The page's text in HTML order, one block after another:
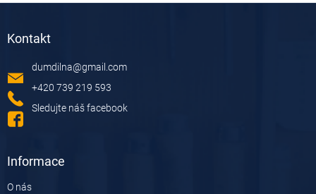
Kontakt
dumdilna@gmail.com
+420 739 219 593
Sledujte náš facebook
Informace
O nás